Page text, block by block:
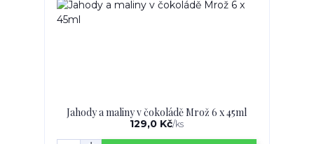
Jahody a maliny v čokoládě Mrož 6 x 45ml
129,0 Kč/ks